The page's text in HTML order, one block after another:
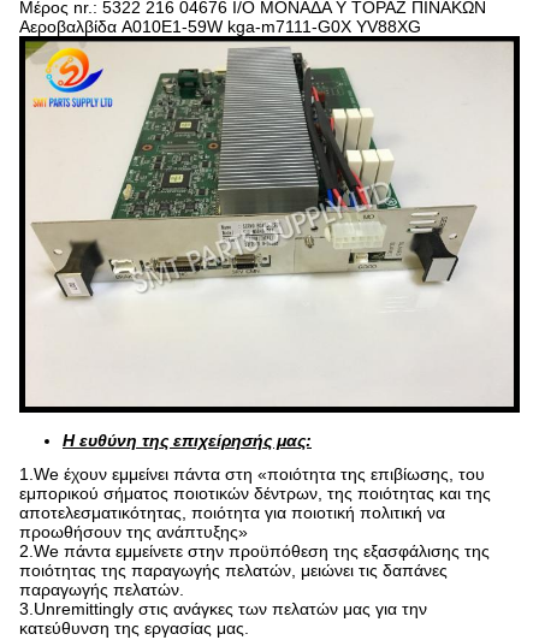
Μέρος nr.: 5322 216 04676 I/O ΜΟΝΑΔΑ Y TOPAZ ΠΙΝΑΚΩΝ
Αεροβαλβίδα A010E1-59W kga-m7111-G0X YV88XG
Η ευθύνη της επιχείρησής μας:
1.We έχουν εμμείνει πάντα στη «ποιότητα της επιβίωσης, του
εμπορικού σήματος ποιοτικών δέντρων, της ποιότητας και της
αποτελεσματικότητας, ποιότητα για ποιοτική πολιτική να
προωθήσουν της ανάπτυξης»
2.We πάντα εμμείνετε στην προϋπόθεση της εξασφάλισης της
ποιότητας της παραγωγής πελατών, μειώνει τις δαπάνες
παραγωγής πελατών.
3.Unremittingly στις ανάγκες των πελατών μας για την
κατεύθυνση της εργασίας μας.